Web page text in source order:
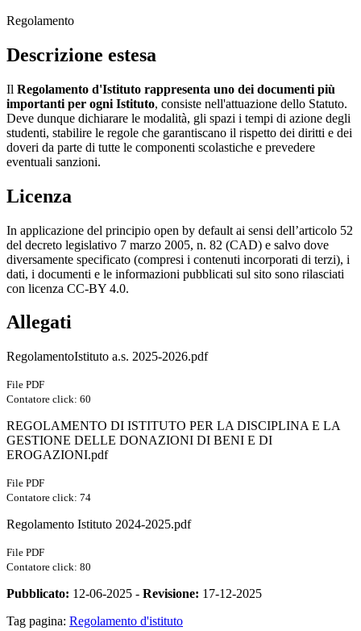
Regolamento
Descrizione estesa
Il Regolamento d'Istituto rappresenta uno dei documenti più
importanti per ogni Istituto, consiste nell'attuazione dello Statuto.
Deve dunque dichiarare le modalità, gli spazi i tempi di azione degli
studenti, stabilire le regole che garantiscano il rispetto dei diritti e dei
doveri da parte di tutte le componenti scolastiche e prevedere
eventuali sanzioni.
Licenza
In applicazione del principio open by default ai sensi dell’articolo 52
del decreto legislativo 7 marzo 2005, n. 82 (CAD) e salvo dove
diversamente specificato (compresi i contenuti incorporati di terzi), i
dati, i documenti e le informazioni pubblicati sul sito sono rilasciati
con licenza CC-BY 4.0.
Allegati
RegolamentoIstituto a.s. 2025-2026.pdf
File PDF
Contatore click: 60
REGOLAMENTO DI ISTITUTO PER LA DISCIPLINA E LA
GESTIONE DELLE DONAZIONI DI BENI E DI
EROGAZIONI.pdf
File PDF
Contatore click: 74
Regolamento Istituto 2024-2025.pdf
File PDF
Contatore click: 80
Pubblicato: 12-06-2025 - Revisione: 17-12-2025
Tag pagina: Regolamento d'istituto